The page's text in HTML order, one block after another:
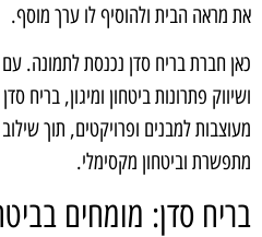
את מראה הבית ולהוסיף לו ערך מוסף.
כאן חברת בריח סדן נכנסת לתמונה. עם
ושיווק פתרונות ביטחון ומיגון, בריח
מעוצבות למבנים ופרויקטים, תוך
מתפשרת וביטחון מקסימלי.
בריח סדן: מומחים